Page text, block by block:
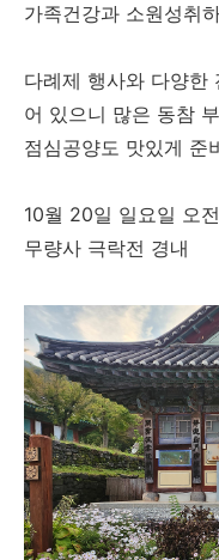
가족건강과 소원성취하
다례제 행사와 다양한
어 있으니 많은 동참
점심공양도 맛있게 준
10월 20일 일요일 오
무량사 극락전 경내